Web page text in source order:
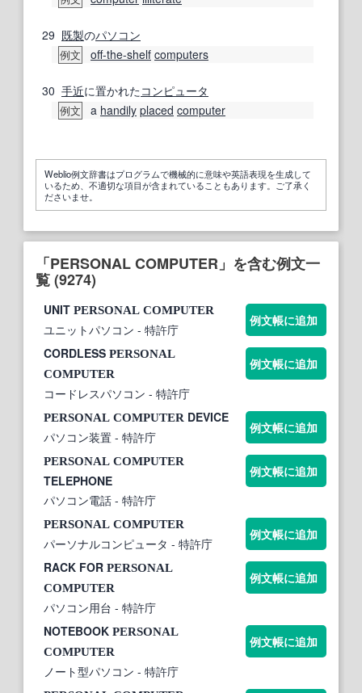
29 既製のパソコン
例文 off-the-shelf computers
30 手近に置かれたコンピュータ
例文 a handily placed computer
Weblio例文辞書はプログラムで機械的に意味や英語表現を生成して
いるため、不適切な項目が含まれていることもあります。ご了承く
ださいませ。
「PERSONAL COMPUTER」を含む例文一
覧 (9274)
UNIT PERSONAL COMPUTER
ユニットパソコン - 特許庁
例文帳に追加
CORDLESS PERSONAL
COMPUTER
コードレスパソコン - 特許庁
例文帳に追加
PERSONAL COMPUTER DEVICE
パソコン装置 - 特許庁
例文帳に追加
PERSONAL COMPUTER
TELEPHONE
パソコン電話 - 特許庁
例文帳に追加
PERSONAL COMPUTER
パーソナルコンピュータ - 特許庁
例文帳に追加
RACK FOR PERSONAL
COMPUTER
パソコン用台 - 特許庁
例文帳に追加
NOTEBOOK PERSONAL
COMPUTER
ノート型パソコン - 特許庁
例文帳に追加